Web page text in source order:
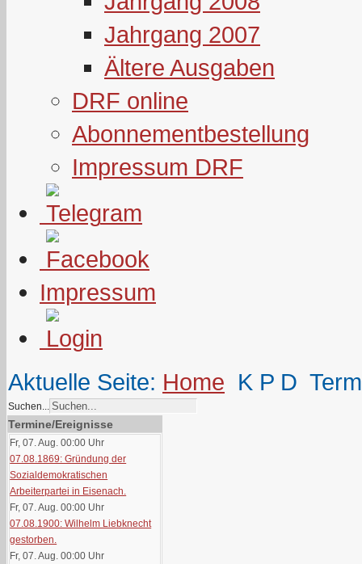
Jahrgang 2007
Ältere Ausgaben
DRF online
Abonnementbestellung
Impressum DRF
Impressum
Aktuelle Seite: Home K P D
Suchen...
Termine/Ereignisse
Fr, 07. Aug. 00:00 Uhr
07.08.1869: Gründung der
Sozialdemokratischen
Arbeiterpartei in Eisenach.
Fr, 07. Aug. 00:00 Uhr
07.08.1900: Wilhelm Liebknecht
gestorben.
Fr, 07. Aug. 00:00 Uhr